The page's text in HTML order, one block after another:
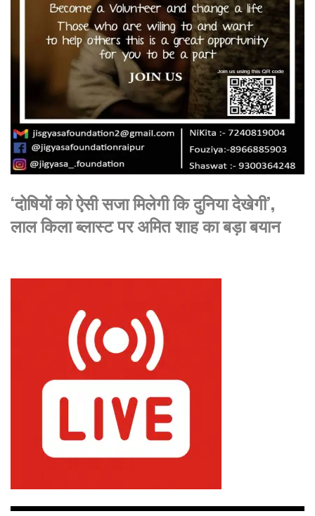
‘दोषियों को ऐसी सजा मिलेगी कि दुनिया देखेगी’,
लाल किला ब्लास्ट पर अमित शाह का बड़ा बयान